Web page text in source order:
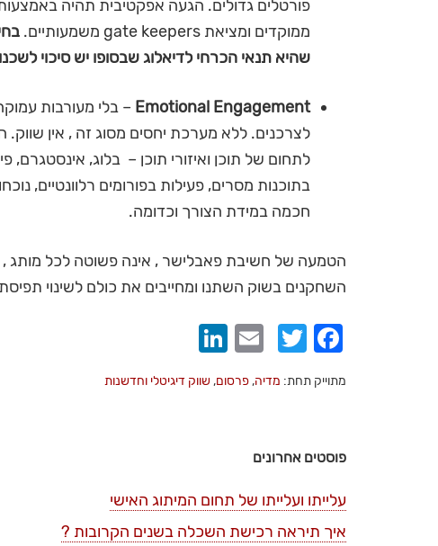
פורטלים גדולים. הגעה אפקטיבית תהיה באמצעות
ממוקדים ומציאת gate keepers משמעותיים.
שהיא תנאי הכרחי לדיאלוג שבסופו יש סיכוי
Emotional Engagement – בלי מעורבות
לצרכנים. ללא מערכת יחסים מסוג זה , אין
לתחום של תוכן ואיזורי תוכן – בלוג, אינסטגרם,
בתוכנות מסרים, פעילות בפורומים רלוונטיים,
חכמה במידת הצורך וכדומה.
הטמעה של חשיבת פאבלישר , אינה פשוטה לכל מותג ,
השחקנים בשוק השתנו ומחייבים את כולם לשינוי
Facebook
Twitter
Email
מתוייק תחת: מדיה, פרסום, שווק דיגיטלי וחדשנות
פוסטים אחרונים
עלייתו ועלייתו של תחום המיתוג האישי
איך תיראה רכישת השכלה בשנים הקרובות ?